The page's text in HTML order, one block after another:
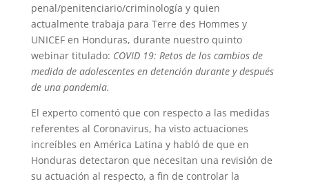
penal/penitenciario/criminología y quien
actualmente trabaja para Terre des Hommes y
UNICEF en Honduras, durante nuestro quinto
webinar titulado: COVID 19: Retos de los cambios de
medida de adolescentes en detención durante y después
de una pandemia.
El experto comentó que con respecto a las medidas
referentes al Coronavirus, ha visto actuaciones
increíbles en América Latina y habló de que en
Honduras detectaron que necesitan una revisión de
su actuación al respecto, a fin de controlar la